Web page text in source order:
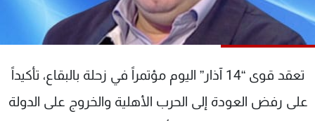
تعقد قوى “14 آذار” اليوم مؤتمراً في زحلة بالبقاع، تأكيداً
على رفض العودة إلى الحرب الأهلية والخروج على الدولة
البرامج
جدول البرامج
شاهد البرامج
عن MTV
وظائف